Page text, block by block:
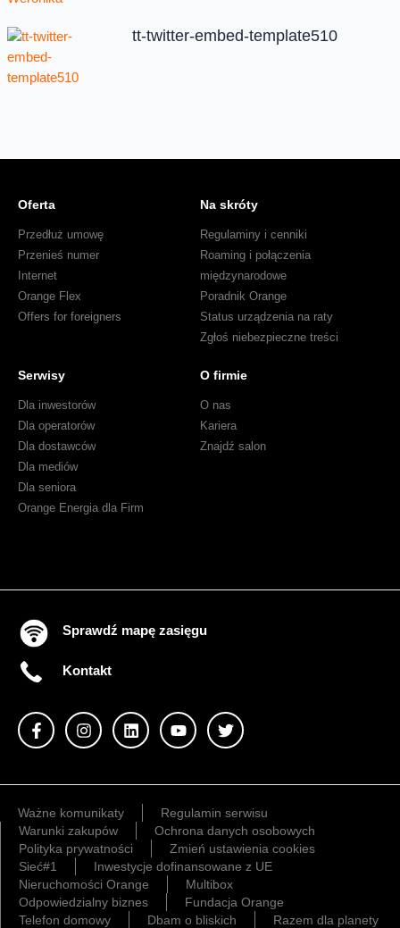
tt-twitter-embed-template510
Oferta
Przedłuż umowę
Przenieś numer
Internet
Orange Flex
Offers for foreigners
Na skróty
Regulaminy i cenniki
Roaming i połączenia
międzynarodowe
Poradnik Orange
Status urządzenia na raty
Zgłoś niebezpieczne treści
Serwisy
Dla inwestorów
Dla operatorów
Dla dostawców
Dla mediów
Dla seniora
Orange Energia dla Firm
O firmie
O nas
Kariera
Znajdź salon
Sprawdź mapę zasięgu
Kontakt
Ważne komunikaty
Regulamin serwisu
Warunki zakupów
Ochrona danych osobowych
Polityka prywatności
Zmień ustawienia cookies
Sieć#1
Inwestycje dofinansowane z UE
Nieruchomości Orange
Multibox
Odpowiedzialny biznes
Fundacja Orange
Telefon domowy
Dbam o bliskich Razem dla planety